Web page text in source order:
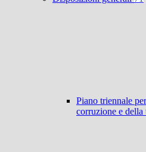
Piano triennale
corruzione e della